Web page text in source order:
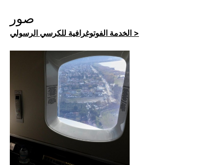
صور
الخدمة الفوتوغرافية للكرسي الرسولي >